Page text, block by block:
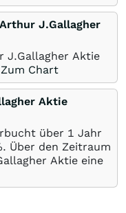
J.Gallagher
J.Gallagher Aktie
Zum Chart
Aktie
über 1 Jahr
. Über den Zeitraum
Aktie eine